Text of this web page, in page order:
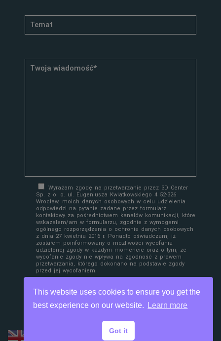
This website uses cookies to ensure you get the
best experience on our website.
Learn more
Got it
Wyrażam zgodę na przetwarzanie przez 3D Center
Sp. z o. o. ul. Eugeniusza Kwiatkowskiego 4 52-326
Wrocław, moich danych osobowych w celu udzielenia
odpowiedzi na pytanie zadane przez formularz
kontaktowy za pośrednictwem kanałów komunikacji, które
wskazałem/am w formularzu, zgodnie z wymogami
ogólnego rozporządzenia o ochronie danych osobowych
z dnia 27 kwietnia 2016 r. Ponadto oświadczam, iż
zostałem poinformowany o możliwości wycofania
udzielonej zgody w każdym momencie oraz o tym, że
wycofanie zgody nie wpływa na zgodność z prawem
przetwarzania, którego dokonano na podstawie zgody
przed jej wycofaniem.